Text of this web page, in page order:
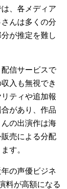
、各メディア
んは多くの分
が推定を難し
信サービスで
入も無視でき
ティや追加報
があり、作品
の出演作は海
売による分配
す。
の声優ビジネ
料が高額になる